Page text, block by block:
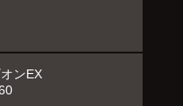
ンEX